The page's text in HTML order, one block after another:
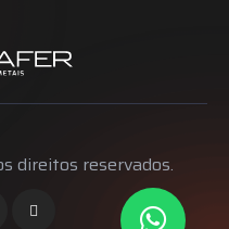
direitos reservados.